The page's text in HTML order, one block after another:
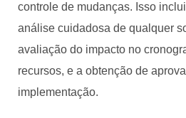
controle de mudanças. Isso
análise cuidadosa de qualquer
avaliação do impacto no
recursos, e a obtenção de
implementação.